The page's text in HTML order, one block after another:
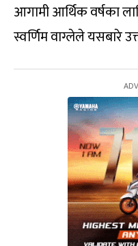
आगामी आर्थिक वर्षका
स्वर्णिम वाग्लेले यसबारे